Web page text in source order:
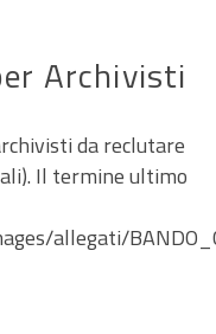
Archivisti
da reclutare
Il termine ultimo
allegati/